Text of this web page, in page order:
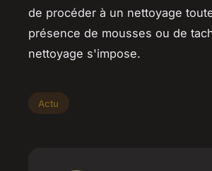
de procéder à un nettoyage
présence de mousses ou de
nettoyage s'impose.
Actu